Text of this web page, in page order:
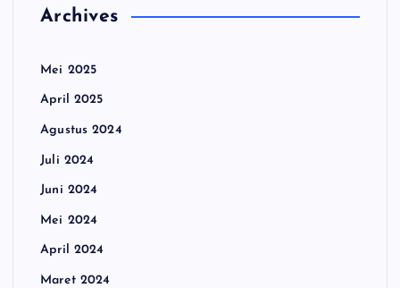
Archives
Mei 2025
April 2025
Agustus 2024
Juli 2024
Juni 2024
Mei 2024
April 2024
Maret 2024